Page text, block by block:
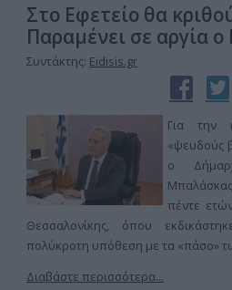
Στο Εφετείο θα
Παραμένει σε αργία
Συντάκτης: Eidisis.gr
Για την
«ψευδούς
ο
πέντε
Θεσσαλονίκης, όπου
πολύκροτη υπόθεση με τα «πάσο»
Διαβάστε περισσότερα...